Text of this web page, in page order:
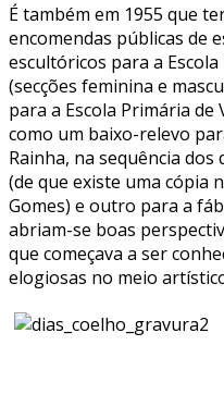
É também em 1955 que
encomendas públicas de
escultóricos para a
(secções feminina e
para a Escola Primária de
como um baixo-relevo
Rainha, na sequência
(de que existe uma cópia
Gomes) e outro para a
abriam-se boas
que começava a ser
elogiosas no meio